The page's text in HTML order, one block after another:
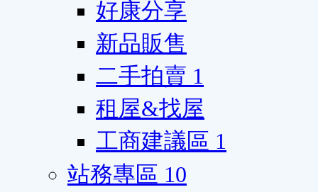
好康分享
新品販售
二手拍賣 1
租屋&找屋
工商建議區 1
站務專區 10